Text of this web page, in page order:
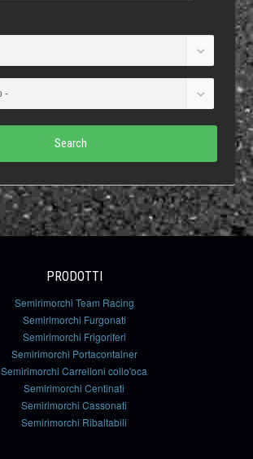
Search
PRODOTTI
Semirimorchi Team Racing
Semirimorchi Furgonati
Semirimorchi Frigoriferi
Semirimorchi Portacontainer
Semirimorchi Carrelloni collo'oca
Semirimorchi Centinati
Semirimorchi Cassonati
Semirimorchi Ribaltabili